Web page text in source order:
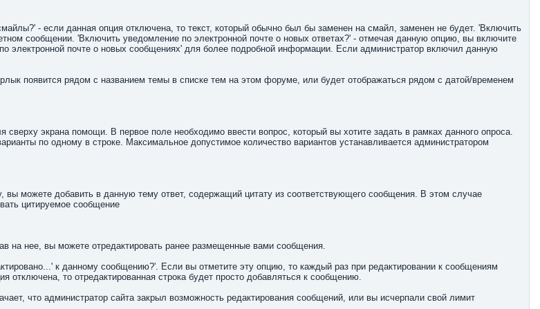
- если данная опция отключена, то текст, который обычно был бы заменен на смайл, заменен не будет. 'Включить
сообщении. 'Включить уведомление по электронной почте о новых ответах?' - отмечая данную опцию, вы включите
электронной почте о новых сообщениях' для более подробной информации. Если администратор включил данную
появится рядом с названием темы в списке тем на этом форуме, или будет отображаться рядом с датой/временем
экрана помощи. В первое поле необходимо ввести вопрос, который вы хотите задать в рамках данного опроса.
по одному в строке. Максимальное допустимое количество вариантов устанавливается администратором
можете добавить в данную тему ответ, содержащий цитату из соответствующего сообщения. В этом случае
цитируемое сообщение
на нее, вы можете отредактировать ранее размещенные вами сообщения.
к данному сообщению?'. Если вы отметите эту опцию, то каждый раз при редактировании к сообщениям
то отредактированная строка будет просто добавляться к сообщению.
что администратор сайта закрыл возможность редактирования сообщений, или вы исчерпали свой лимит